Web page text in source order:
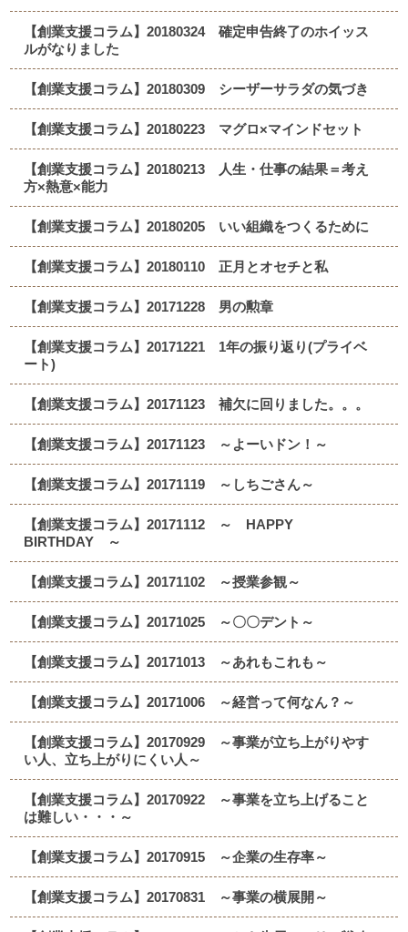
【創業支援コラム】20180324 確定申告終了のホイッス
ルがなりました
【創業支援コラム】20180309 シーザーサラダの気づき
【創業支援コラム】20180223 マグロ×マインドセット
【創業支援コラム】20180213 人生・仕事の結果＝考え
方×熱意×能力
【創業支援コラム】20180205 いい組織をつくるために
【創業支援コラム】20180110 正月とオセチと私
【創業支援コラム】20171228 男の勲章
【創業支援コラム】20171221 1年の振り返り(プライベ
ート)
【創業支援コラム】20171123 補欠に回りました。。。
【創業支援コラム】20171123 ～よーいドン！～
【創業支援コラム】20171119 ～しちごさん～
【創業支援コラム】20171112 ～ HAPPY
BIRTHDAY ～
【創業支援コラム】20171102 ～授業参観～
【創業支援コラム】20171025 ～〇〇デント～
【創業支援コラム】20171013 ～あれもこれも～
【創業支援コラム】20171006 ～経営って何なん？～
【創業支援コラム】20170929 ～事業が立ち上がりやす
い人、立ち上がりにくい人～
【創業支援コラム】20170922 ～事業を立ち上げること
は難しい・・・～
【創業支援コラム】20170915 ～企業の生存率～
【創業支援コラム】20170831 ～事業の横展開～